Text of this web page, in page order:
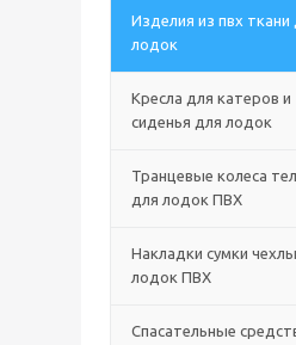
Изделия из пвх ткани
лодок
Кресла для катеров и
сиденья для лодок
Транцевые колеса
для лодок ПВХ
Накладки сумки
лодок ПВХ
Спасательные